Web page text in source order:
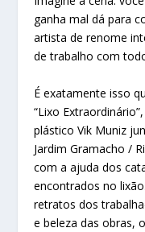
ganha mal dá para
artista de renome
de trabalho com
É exatamente isso
“Lixo
plástico Vik Muniz
Jardim Gramacho /
com a ajuda dos
encontrados no
retratos dos
e beleza das obras,